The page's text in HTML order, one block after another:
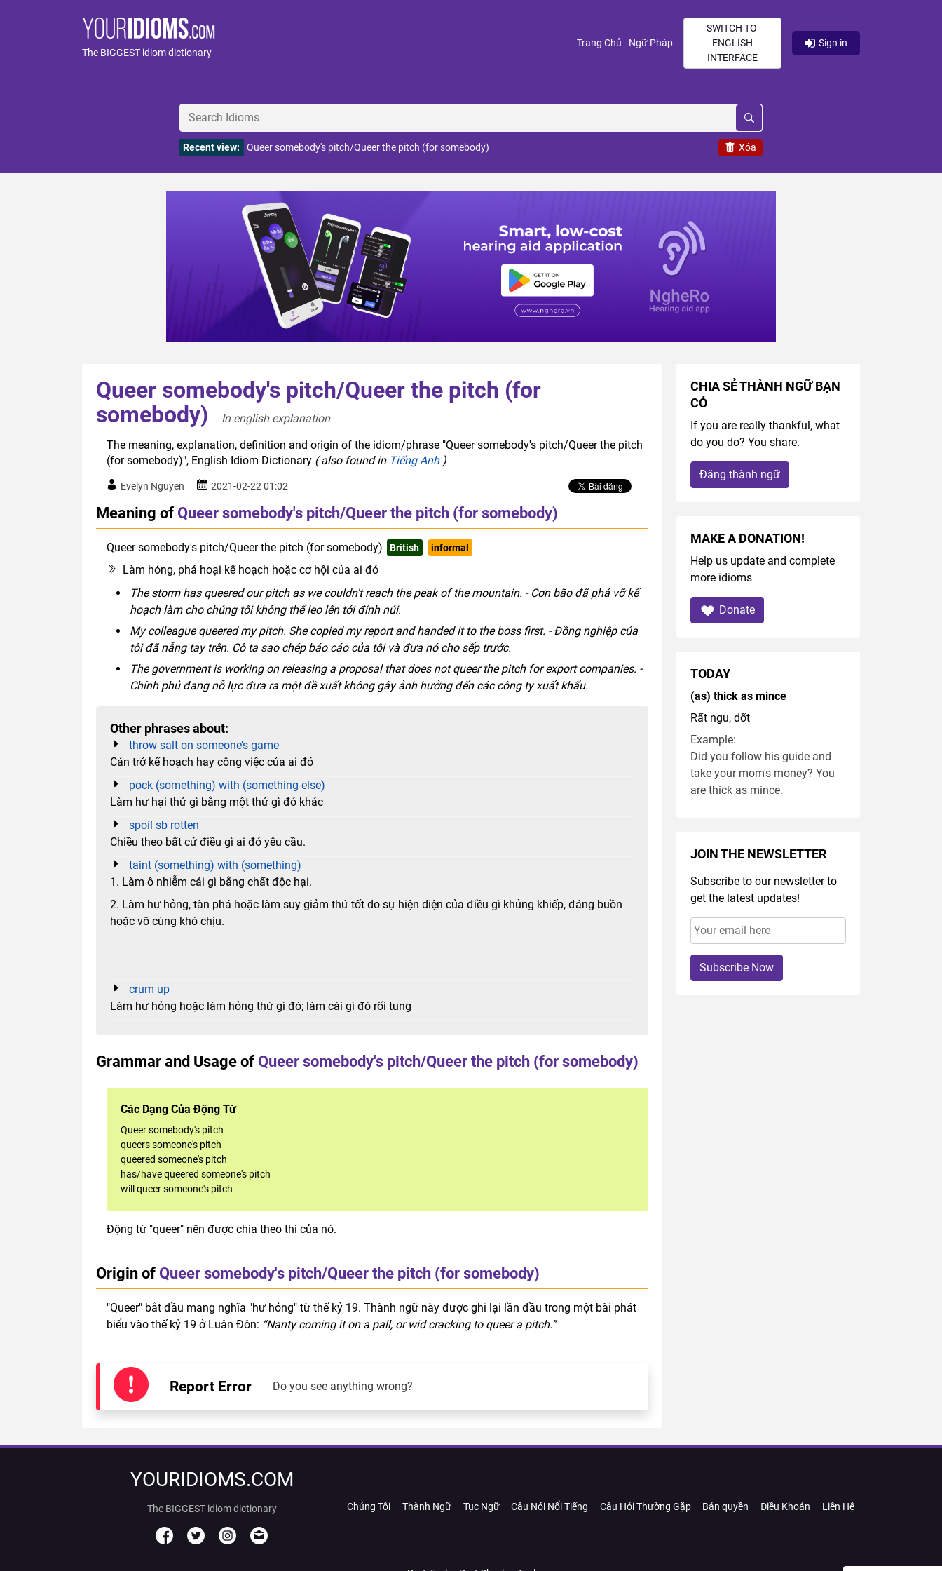
The BIGGEST idiom dictionary
Trang Chủ (current)
Ngữ Pháp(current)
SWITCH TO
ENGLISH
INTERFACE
Sign in
Xóa
Recent view: Queer somebody's pitch/Queer the pitch (for somebody)
Queer somebody's pitch/Queer the pitch (for
somebody)
In english explanation
The meaning, explanation, definition and origin of the idiom/phrase "Queer somebody's pitch/Queer the pitch
(for somebody)", English Idiom Dictionary ( also found in Tiếng Anh)
Evelyn Nguyen 2021-02-22 01:02
Meaning of Queer somebody's pitch/Queer the pitch (for somebody)
Queer somebody's pitch/Queer the pitch (for somebody) British informal
Làm hỏng, phá hoại kế hoạch hoặc cơ hội của ai đó
The storm has queered our pitch as we couldn't reach the peak of the mountain. - Cơn bão đã phá vỡ kế
hoạch làm cho chúng tôi không thể leo lên tới đỉnh núi.
My colleague queered my pitch. She copied my report and handed it to the boss first. - Đồng nghiệp của
tôi đã nẫng tay trên. Cô ta sao chép báo cáo của tôi và đưa nó cho sếp trước.
The government is working on releasing a proposal that does not queer the pitch for export companies. -
Chính phủ đang nỗ lực đưa ra một đề xuất không gây ảnh hưởng đến các công ty xuất khẩu.
Other phrases about:
throw salt on someone’s game
Cản trở kế hoạch hay công việc của ai đó
pock (something) with (something else)
Làm hư hại thứ gì bằng một thứ gì đó khác
spoil sb rotten
Chiều theo bất cứ điều gì ai đó yêu cầu.
taint (something) with (something)
1. Làm ô nhiễm cái gì bằng chất độc hại.
2. Làm hư hỏng, tàn phá hoặc làm suy giảm thứ tốt do sự hiện diện của điều gì khủng khiếp, đáng buồn
hoặc vô cùng khó chịu.
crum up
Làm hư hỏng hoặc làm hỏng thứ gì đó; làm cái gì đó rối tung
Grammar and Usage of Queer somebody's pitch/Queer the pitch (for somebody)
Các Dạng Của Động Từ
Queer somebody's pitch
queers someone's pitch
queered someone's pitch
has/have queered someone's pitch
will queer someone's pitch
Động từ "queer" nên được chia theo thì của nó.
Origin of Queer somebody's pitch/Queer the pitch (for somebody)
"Queer" bắt đầu mang nghĩa "hư hỏng" từ thế kỷ 19. Thành ngữ này được ghi lại lần đầu trong một bài phát
biểu vào thế kỷ 19 ở Luân Đôn: “Nanty coming it on a pall, or wid cracking to queer a pitch.”
Report Error Do you see anything wrong?
CHIA SẺ THÀNH NGỮ BẠN
CÓ
If you are really thankful, what
do you do? You share.
Đăng thành ngữ
MAKE A DONATION!
Help us update and complete
more idioms
Donate
TODAY
(as) thick as mince
Rất ngu, dốt
Example:
Did you follow his guide and
take your mom's money? You
are thick as mince.
JOIN THE NEWSLETTER
Subscribe to our newsletter to
get the latest updates!
Subscribe Now
YOURIDIOMS.COM
The BIGGEST idiom dictionary Chúng Tôi Thành Ngữ Tục Ngữ Câu Nói Nổi Tiếng Câu Hỏi Thường Gặp Bản quyền Điều Khoản Liên Hệ